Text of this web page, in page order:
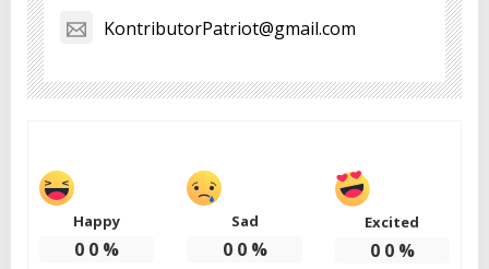
KontributorPatriot@gmail.com
Happy
0 0 %
Sad
0 0%
Excited
0 0%